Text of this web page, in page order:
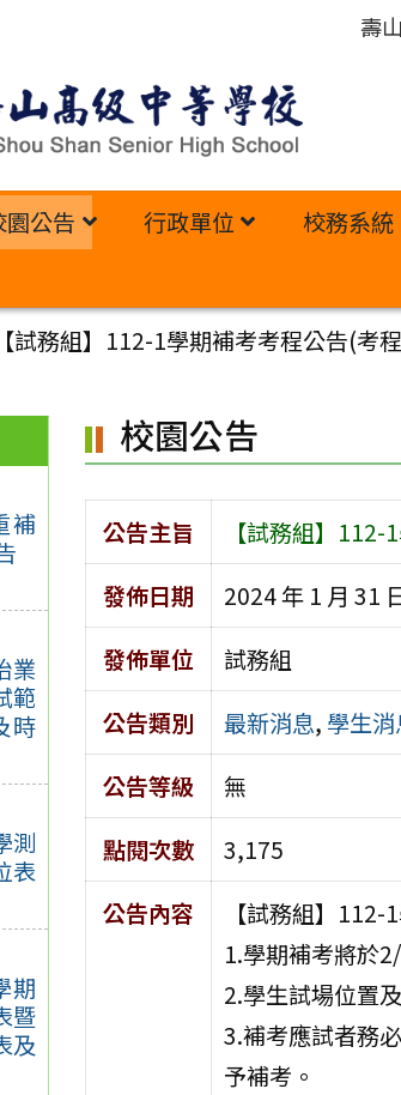
壽
園公告 行政單位 校務系統
【試務組】112-1學期補考考程公告(考
補
業
範
時
測
表
期
暨
及
校園公告
公告主旨
【試務組】
發佈日期
2024 年 1 月 31
發佈單位
試務組
公告類別
最新消息, 學生消
公告等級
無
點閱次數
3,175
公告內容
【試務組】
1.學期補考將於
2.學生試場位置
3.補考應試者務
予補考。